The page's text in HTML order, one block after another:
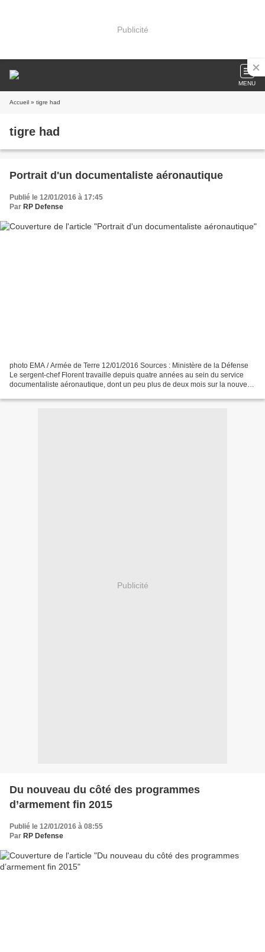
Publicité
MENU
Accueil » tigre had
tigre had
Portrait d'un documentaliste aéronautique
Publié le 12/01/2016 à 17:45
Par RP Defense
photo EMA / Armée de Terre 12/01/2016 Sources : Ministère de la Défense
Le sergent-chef Florent travaille depuis quatre années au sein du service
documentaliste aéronautique, dont un peu plus de deux mois sur la nouvelle
Publicité
Du nouveau du côté des programmes
d’armement fin 2015
Publié le 12/01/2016 à 08:55
Par RP Defense